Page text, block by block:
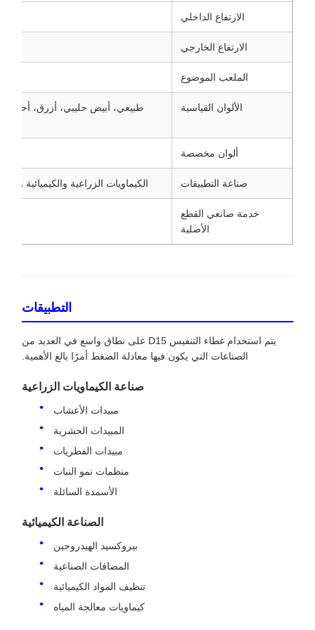
الارتفاع الداخلي
الارتفاع الخارجي
الملعب الموضوع
الألوان القياسية طبيعي، أبيض حليبي، أزرق، أحمر،
ألوان مخصصة
صناعة التطبيقات الكيماويات الزراعية والكيميائية
خدمة صانعي القطع
الأصلية
التطبيقات
يتم استخدام غطاء التنفيس D15 على نطاق واسع في العديد من
الصناعات التي يكون فيها معادلة الضغط أمرًا بالغ الأهمية.
صناعة الكيماويات الزراعية
مبيدات الأعشاب
المبيدات الحشرية
مبيدات الفطريات
منظمات نمو النبات
الأسمدة السائلة
الصناعة الكيميائية
بيروكسيد الهيدروجين
المضافات الصناعية
تنظيف المواد الكيميائية
كيماويات معالجة المياه